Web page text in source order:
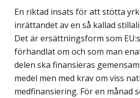
En riktad insats för att stötta
inrättandet av en så kallad
Det är ersättningsform som
förhandlat om och som man
delen ska finansieras
medel men med krav om viss
medfinansiering. För en månad